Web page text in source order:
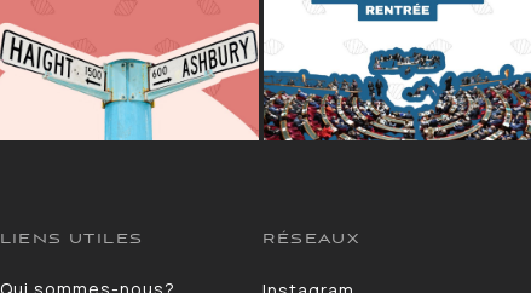
LIENS UTILES
Qui sommes-nous?
RÉSEAUX